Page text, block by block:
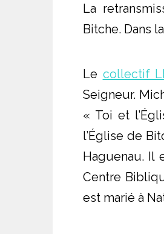
La
Bitche. Dans
Le collectif
Seigneur.
« Toi et
l’Église de
Haguenau. Il
Centre
est marié à